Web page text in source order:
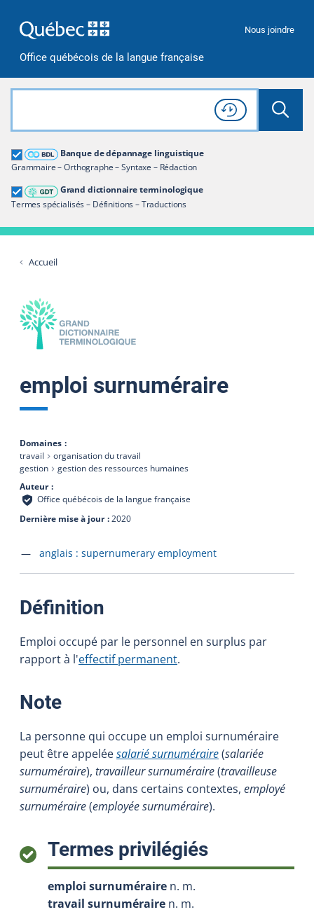
Office québécois de la langue française
Nous joindre
Rechercher dans tout le site
Lancer
Consulter l'
Historique
de recherche
Banque de dépannage linguistique
Grammaire – Orthographe – Syntaxe – Rédaction
Grand dictionnaire terminologique
Termes spécialisés – Définitions – Traductions
Grand dictionnaire terminologique
Restreindre aux termes
Accueil
emploi surnuméraire
Domaines
travail
organisation du travail
gestion
gestion des ressources humaines
Auteur
Office québécois de la langue française
Dernière mise à jour 2020
Accéder à la fiche en
anglais : supernumerary employment
Définition
Emploi occupé par le personnel en surplus par
rapport à l'effectif permanent.
Note:
La personne qui occupe un emploi surnuméraire
peut être appeléesalarié surnuméraire(salariée
surnuméraire), travailleur surnuméraire(travailleuse
surnuméraire) ou, dans certains contextes, employé
surnuméraire(employée surnuméraire).
Termes privilégiés:
emploi surnuméraire n. m.
travail surnuméraire n. m.